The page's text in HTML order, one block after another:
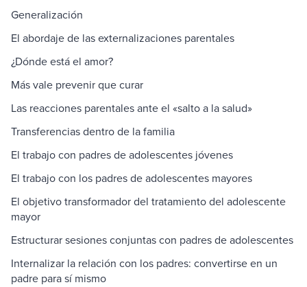
Generalización
El abordaje de las externalizaciones parentales
¿Dónde está el amor?
Más vale prevenir que curar
Las reacciones parentales ante el «salto a la salud»
Transferencias dentro de la familia
El trabajo con padres de adolescentes jóvenes
El trabajo con los padres de adolescentes mayores
El objetivo transformador del tratamiento del adolescente
mayor
Estructurar sesiones conjuntas con padres de adolescentes
Internalizar la relación con los padres: convertirse en un
padre para sí mismo